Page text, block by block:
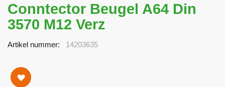
Conntector Beugel A64 Din
3570 M12 Verz
Artikel nummer 14203635